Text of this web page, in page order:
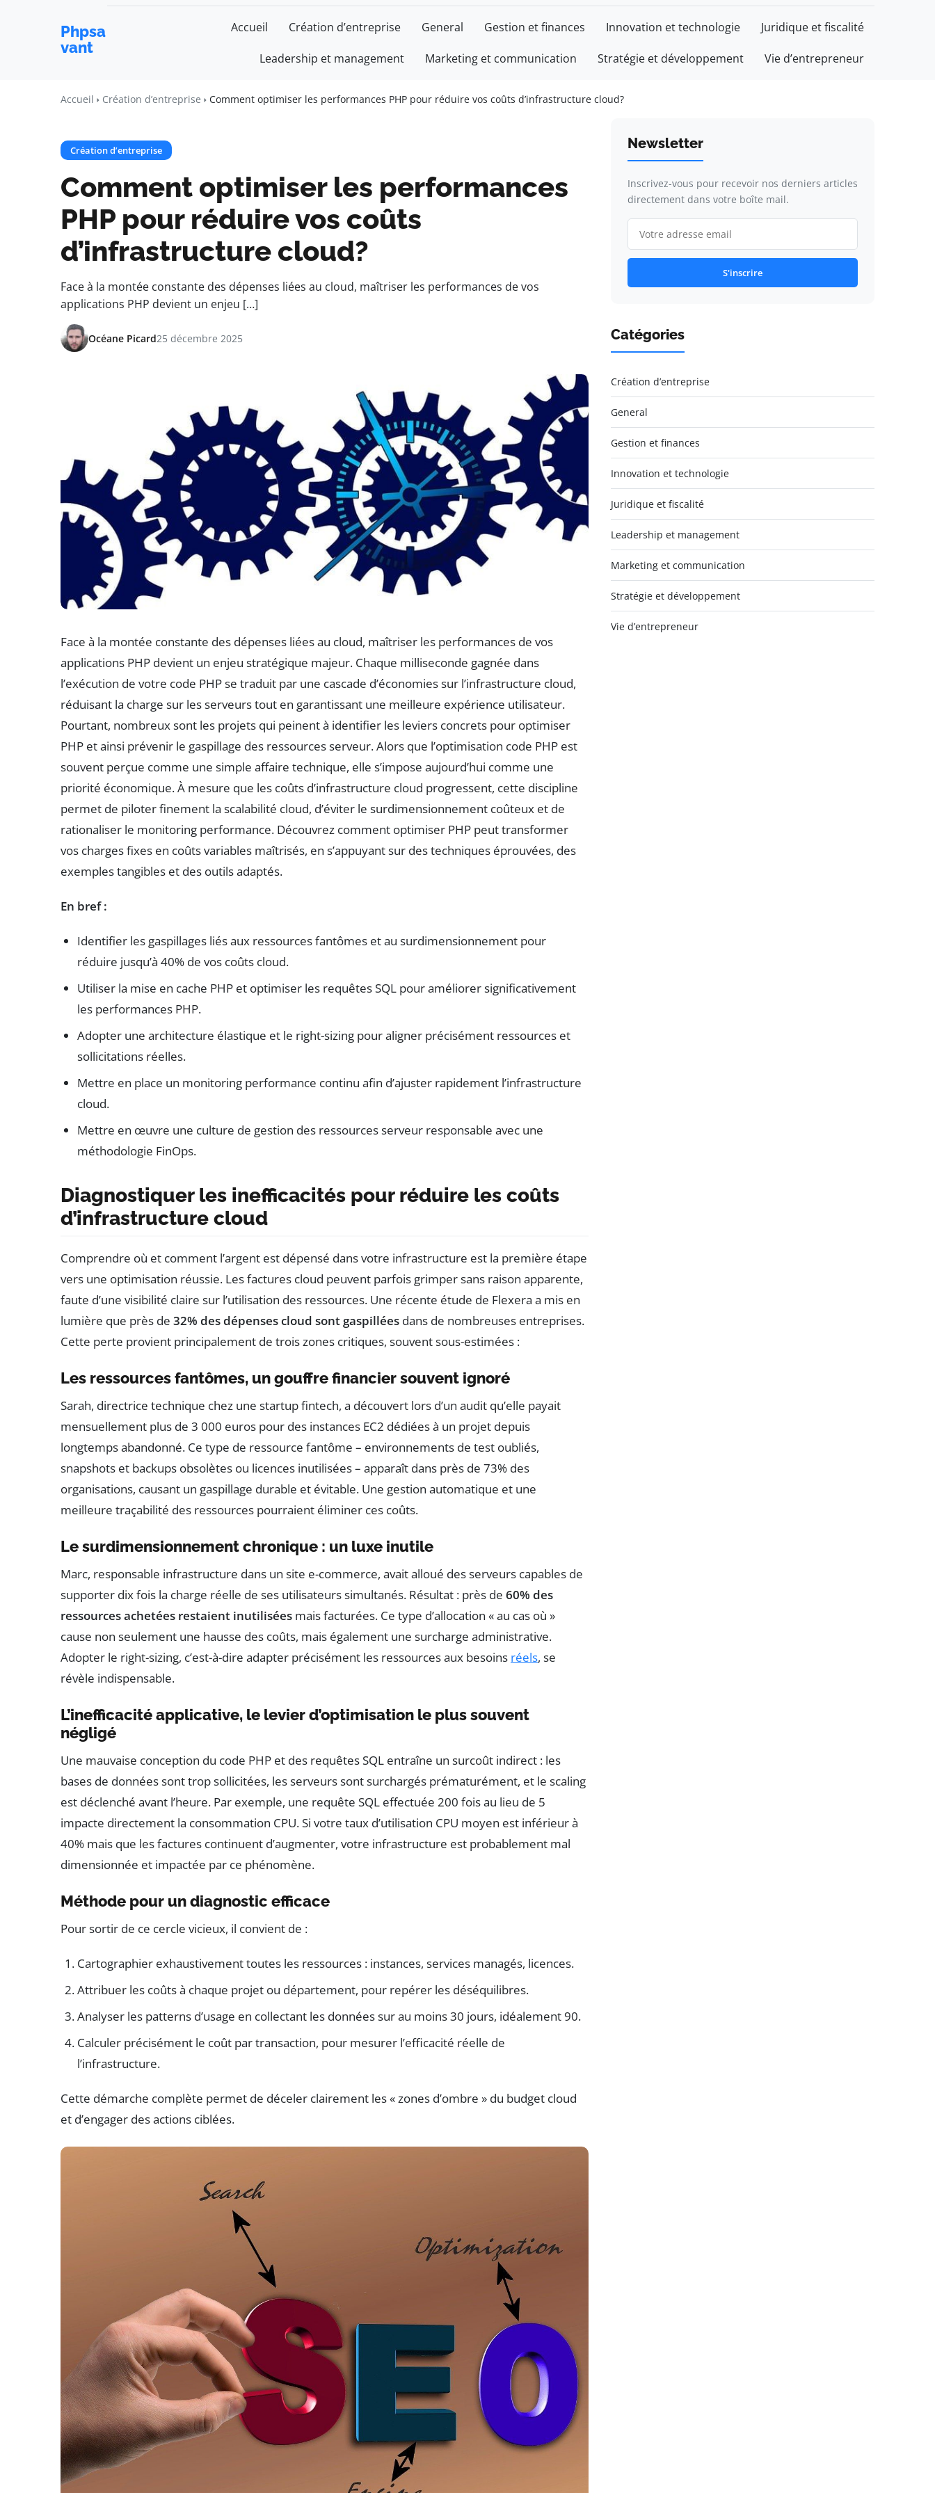
Phpsa
vant
Accueil Création d’entreprise General Gestion et finances Innovation et technologie Juridique et fiscalité
Leadership et management Marketing et communication Stratégie et développement Vie d’entrepreneur
Accueil Création d’entreprise Comment optimiser les performances PHP pour réduire vos coûts d’infrastructure cloud?
Création d’entreprise
Comment optimiser les performances
PHP pour réduire vos coûts
d’infrastructure cloud?
Face à la montée constante des dépenses liées au cloud, maîtriser les performances de vos
applications PHP devient un enjeu […]
Océane Picard25 décembre 2025
Face à la montée constante des dépenses liées au cloud, maîtriser les performances de vos
applications PHP devient un enjeu stratégique majeur. Chaque milliseconde gagnée dans
l’exécution de votre code PHP se traduit par une cascade d’économies sur l’infrastructure cloud,
réduisant la charge sur les serveurs tout en garantissant une meilleure expérience utilisateur.
Pourtant, nombreux sont les projets qui peinent à identifier les leviers concrets pour optimiser
PHP et ainsi prévenir le gaspillage des ressources serveur. Alors que l’optimisation code PHP est
souvent perçue comme une simple affaire technique, elle s’impose aujourd’hui comme une
priorité économique. À mesure que les coûts d’infrastructure cloud progressent, cette discipline
permet de piloter finement la scalabilité cloud, d’éviter le surdimensionnement coûteux et de
rationaliser le monitoring performance. Découvrez comment optimiser PHP peut transformer
vos charges fixes en coûts variables maîtrisés, en s’appuyant sur des techniques éprouvées, des
exemples tangibles et des outils adaptés.
En bref :
Identifier les gaspillages liés aux ressources fantômes et au surdimensionnement pour
réduire jusqu’à 40% de vos coûts cloud.
Utiliser la mise en cache PHP et optimiser les requêtes SQL pour améliorer significativement
les performances PHP.
Adopter une architecture élastique et le right-sizing pour aligner précisément ressources et
sollicitations réelles.
Mettre en place un monitoring performance continu afin d’ajuster rapidement l’infrastructure
cloud.
Mettre en œuvre une culture de gestion des ressources serveur responsable avec une
méthodologie FinOps.
Diagnostiquer les inefficacités pour réduire les coûts
d’infrastructure cloud
Comprendre où et comment l’argent est dépensé dans votre infrastructure est la première étape
vers une optimisation réussie. Les factures cloud peuvent parfois grimper sans raison apparente,
faute d’une visibilité claire sur l’utilisation des ressources. Une récente étude de Flexera a mis en
lumière que près de 32% des dépenses cloud sont gaspillées dans de nombreuses entreprises.
Cette perte provient principalement de trois zones critiques, souvent sous-estimées :
Les ressources fantômes, un gouffre financier souvent ignoré
Sarah, directrice technique chez une startup fintech, a découvert lors d’un audit qu’elle payait
mensuellement plus de 3 000 euros pour des instances EC2 dédiées à un projet depuis
longtemps abandonné. Ce type de ressource fantôme – environnements de test oubliés,
snapshots et backups obsolètes ou licences inutilisées – apparaît dans près de 73% des
organisations, causant un gaspillage durable et évitable. Une gestion automatique et une
meilleure traçabilité des ressources pourraient éliminer ces coûts.
Le surdimensionnement chronique : un luxe inutile
Marc, responsable infrastructure dans un site e-commerce, avait alloué des serveurs capables de
supporter dix fois la charge réelle de ses utilisateurs simultanés. Résultat : près de 60% des
ressources achetées restaient inutilisées mais facturées. Ce type d’allocation « au cas où »
cause non seulement une hausse des coûts, mais également une surcharge administrative.
Adopter le right-sizing, c’est-à-dire adapter précisément les ressources aux besoins réels, se
révèle indispensable.
L’inefficacité applicative, le levier d’optimisation le plus souvent
négligé
Une mauvaise conception du code PHP et des requêtes SQL entraîne un surcoût indirect : les
bases de données sont trop sollicitées, les serveurs sont surchargés prématurément, et le scaling
est déclenché avant l’heure. Par exemple, une requête SQL effectuée 200 fois au lieu de 5
impacte directement la consommation CPU. Si votre taux d’utilisation CPU moyen est inférieur à
40% mais que les factures continuent d’augmenter, votre infrastructure est probablement mal
dimensionnée et impactée par ce phénomène.
Méthode pour un diagnostic efficace
Pour sortir de ce cercle vicieux, il convient de :
Cartographier exhaustivement toutes les ressources : instances, services managés, licences.
Attribuer les coûts à chaque projet ou département, pour repérer les déséquilibres.
Analyser les patterns d’usage en collectant les données sur au moins 30 jours, idéalement 90.
Calculer précisément le coût par transaction, pour mesurer l’efficacité réelle de
l’infrastructure.
Cette démarche complète permet de déceler clairement les « zones d’ombre » du budget cloud
et d’engager des actions ciblées.
Newsletter
Inscrivez-vous pour recevoir nos derniers articles
directement dans votre boîte mail.
S'inscrire
Catégories
Création d’entreprise
General
Gestion et finances
Innovation et technologie
Juridique et fiscalité
Leadership et management
Marketing et communication
Stratégie et développement
Vie d’entrepreneur